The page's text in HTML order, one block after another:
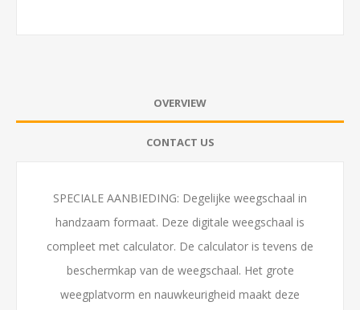
OVERVIEW
CONTACT US
SPECIALE AANBIEDING: Degelijke weegschaal in
handzaam formaat. Deze digitale weegschaal is
compleet met calculator. De calculator is tevens de
beschermkap van de weegschaal. Het grote
weegplatvorm en nauwkeurigheid maakt deze